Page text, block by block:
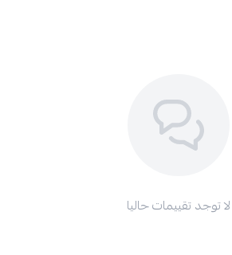
لا توجد تقييمات حاليا